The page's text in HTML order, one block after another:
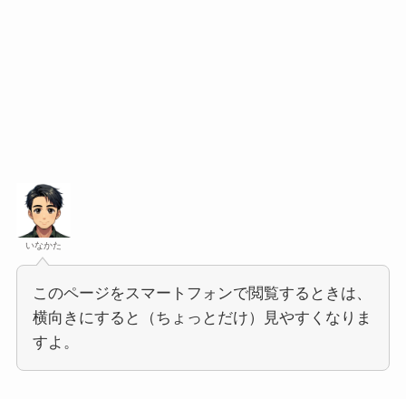
いなかた
このページをスマートフォンで閲覧するときは、
横向きにすると（ちょっとだけ）見やすくなりま
すよ。